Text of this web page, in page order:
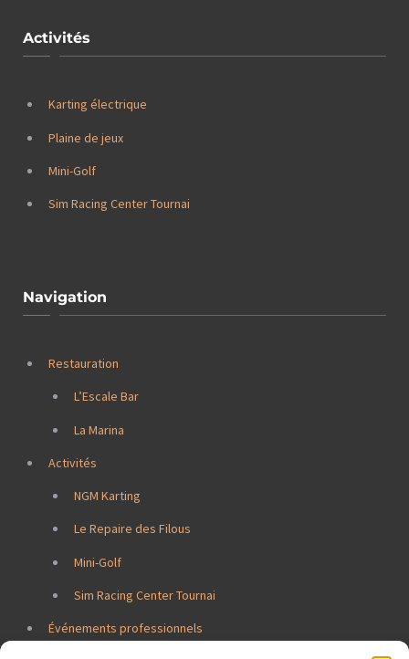
Activités
Karting électrique
Plaine de jeux
Mini-Golf
Sim Racing Center Tournai
Navigation
Restauration
L’Escale Bar
La Marina
Activités
NGM Karting
Le Repaire des Filous
Mini-Golf
Sim Racing Center Tournai
Événements professionnels